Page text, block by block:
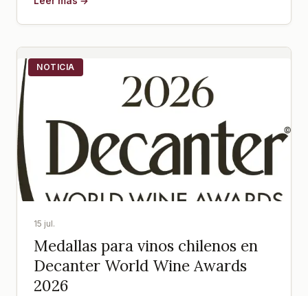
NOTICIA
15 jul.
Medallas para vinos chilenos en
Decanter World Wine Awards
2026